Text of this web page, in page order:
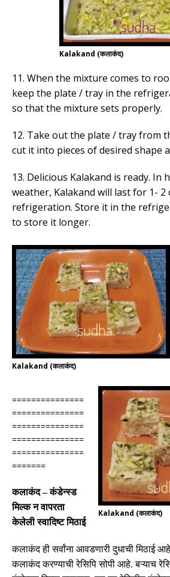
Kalakand (कलाकंद)
11. When the mixture comes to
keep the plate / tray in the
so that the mixture sets properly.
12. Take out the plate / tray from
cut it into pieces of desired shape
13. Delicious Kalakand is ready. In
weather, Kalakand will last for 1- 2
refrigeration. Store it in the
to store it longer.
Kalakand (कलाकंद)
Kalakand (कलाकंद)
===============
===============
===============
===============
===============
=======
कलाकंद–कंडेन्स्ड
मिल्कन वापरता
केलेलीस्वादिष्ट मिठाई
कलाकंद ही सर्वांना आवडणारी दुधाची मिठाई आहे
कलाकंद करण्याची रेसिपि सोपी आहे.बऱ्याच